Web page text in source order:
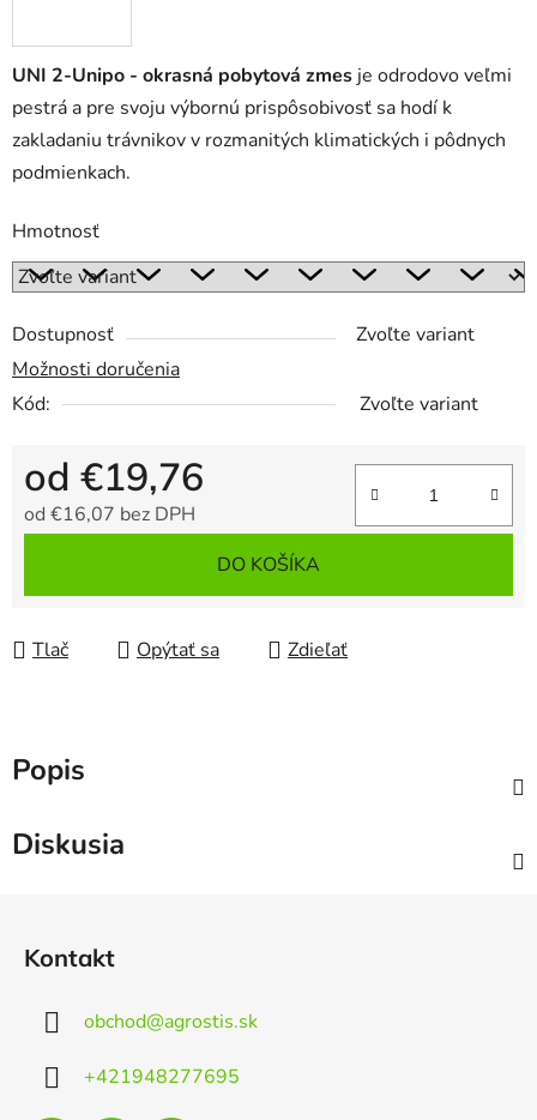
UNI 2-Unipo - okrasná pobytová zmes je odrodovo veľmi
pestrá a pre svoju výbornú prispôsobivosť sa hodí k
zakladaniu trávnikov v rozmanitých klimatických i pôdnych
podmienkach.
Hmotnosť
Dostupnosť
Zvoľte variant
Možnosti doručenia
Kód:
Zvoľte variant
od €19,76
od €16,07 bez DPH
DO KOŠÍKA
Tlač Opýtať sa Zdieľať
Popis
Diskusia
Kontakt
obchod@agrostis.sk
+421948277695